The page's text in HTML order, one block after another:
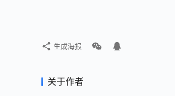
生成海报
关于作者